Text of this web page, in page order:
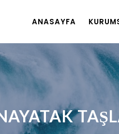
ANASAYFA